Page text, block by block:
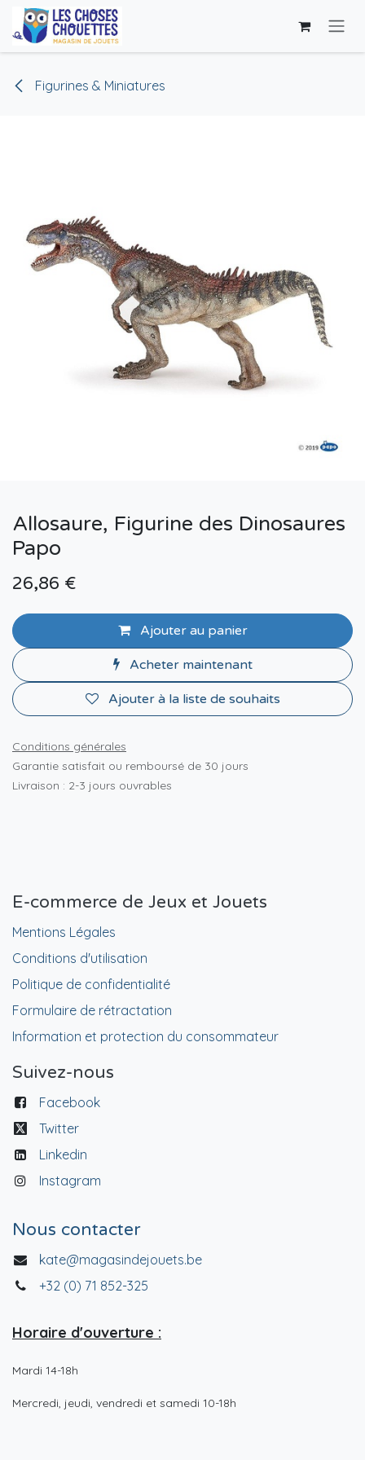
Se rendre au contenu
Figurines & Miniatures
Allosaure, Figurine des Dinosaures
Papo
26,86 €
Ajouter au panier
Acheter maintenant
Ajouter à la liste de souhaits
Conditions générales
Garantie satisfait ou remboursé de 30 jours
Livraison : 2-3 jours ouvrables
E-commerce de Jeux et Jouets
Mentions Légales
Conditions d'utilisation
Politique de confidentialité
Formulaire de rétractation
Information et protection du consommateur
Suivez-nous
Facebook
Twitter
Linkedin
Instagram
Nous contacter
kate@magasindejouets.be
+32 (0) 71 852-325
Horaire d'ouverture :
Mardi 14-18h
Mercredi, jeudi, vendredi et samedi 10-18h